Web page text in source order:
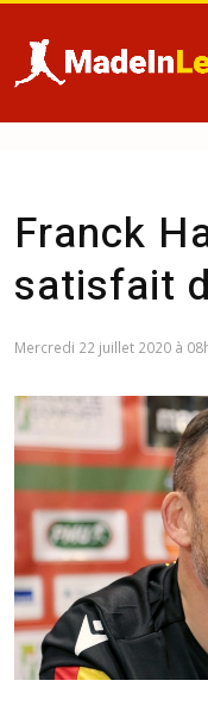
Franck
satisfait
Mercredi 22 juillet 2020 à